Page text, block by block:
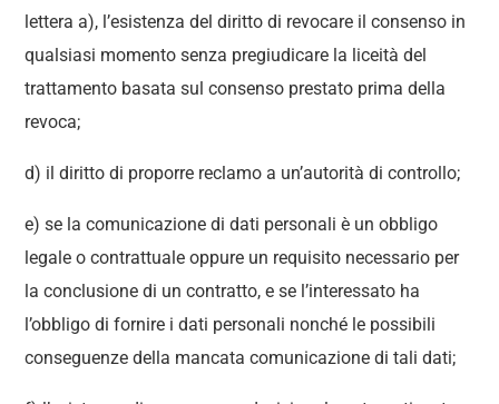
lettera a), l’esistenza del diritto di revocare il consenso in
qualsiasi momento senza pregiudicare la liceità del
trattamento basata sul consenso prestato prima della
revoca;
d) il diritto di proporre reclamo a un’autorità di controllo;
e) se la comunicazione di dati personali è un obbligo
legale o contrattuale oppure un requisito necessario per
la conclusione di un contratto, e se l’interessato ha
l’obbligo di fornire i dati personali nonché le possibili
conseguenze della mancata comunicazione di tali dati;